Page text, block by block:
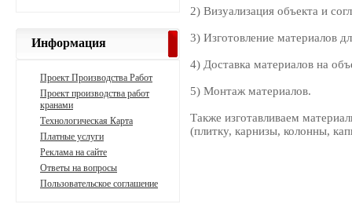
2) Визуализация объекта и
3) Изготовление материалов
4) Доставка материалов на
5) Монтаж материалов.
Также изготавливаем
(плитку, карнизы, колонны,
Информация
Проект Производства Работ
Проект производства работ
кранами
Технологическая Карта
Платные услуги
Реклама на сайте
Ответы на вопросы
Пользовательское соглашение